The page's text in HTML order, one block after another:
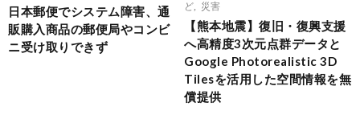
日本郵便でシステム障害、通
販購入商品の郵便局やコンビ
ニ受け取りできず
ど
災害
【熊本地震】復旧・復興支援
へ高精度3次元点群データと
Google Photorealistic 3D
Tilesを活用した空間情報を無
償提供